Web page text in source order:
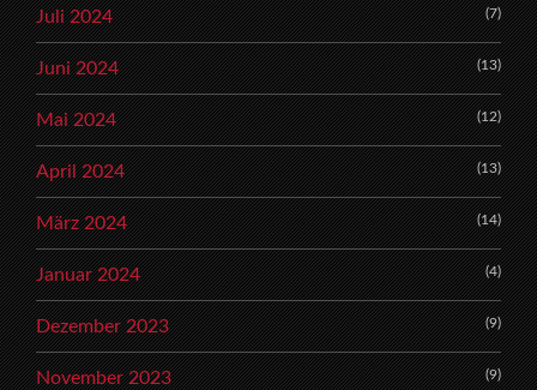
Juli 2024 (7)
Juni 2024 (13)
Mai 2024 (12)
April 2024 (13)
März 2024 (14)
Januar 2024 (4)
Dezember 2023 (9)
November 2023 (9)